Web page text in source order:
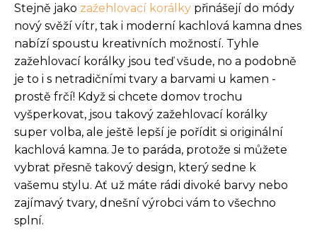
Stejně jako zažehlovací korálky přinášejí do módy
nový svěží vítr, tak i moderní kachlová kamna dnes
nabízí spoustu kreativních možností. Tyhle
zažehlovací korálky jsou teď všude, no a podobně
je to i s netradičními tvary a barvami u kamen -
prostě frčí! Když si chcete domov trochu
vyšperkovat, jsou takový zažehlovací korálky
super volba, ale ještě lepší je pořídit si originální
kachlová kamna. Je to paráda, protože si můžete
vybrat přesně takový design, který sedne k
vašemu stylu. Ať už máte rádi divoké barvy nebo
zajímavý tvary, dnešní výrobci vám to všechno
splní.